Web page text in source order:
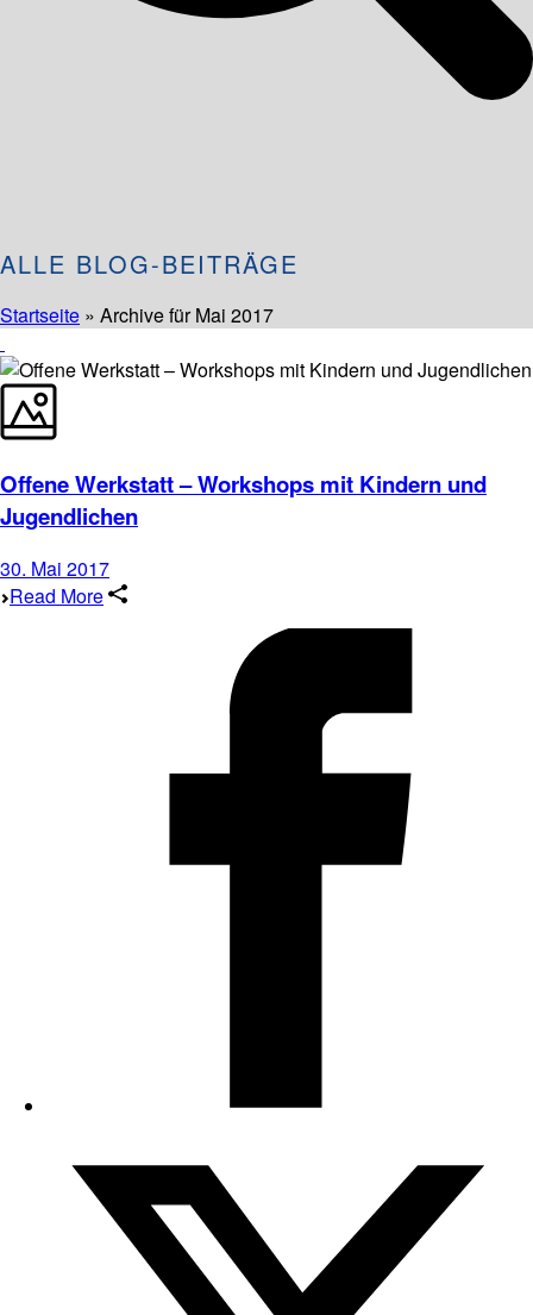
ALLE BLOG-BEITRÄGE
Startseite » Archive für Mai 2017
Offene Werkstatt – Workshops mit Kindern und
Jugendlichen
30. Mai 2017
Read More